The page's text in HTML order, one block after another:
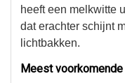
heeft een melkwitte
dat erachter schijnt
lichtbakken.
Meest